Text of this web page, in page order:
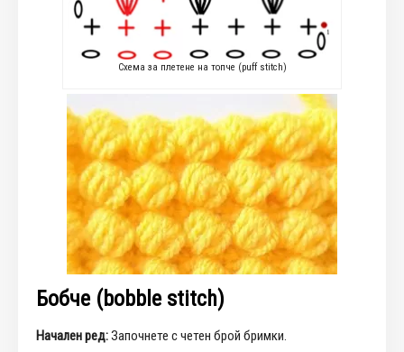
Схема за плетене на топче (puff stitch)
Бобче (bobble stitch)
Начален ред:Започнете с четен брой бримки.